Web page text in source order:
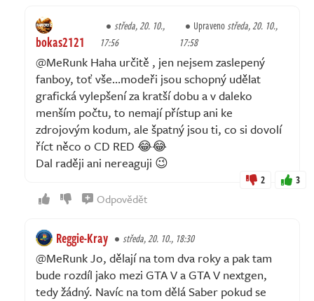
bokas2121
středa, 20. 10.,
17:56
Upravenostředa, 20. 10.,
17:58
@MeRunk Haha určitě , jen nejsem zaslepený
fanboy, toť vše…modeři jsou schopný udělat
grafická vylepšení za kratší dobu a v daleko
menším počtu, to nemají přístup ani ke
zdrojovým kodum, ale špatný jsou ti, co si dovolí
říct něco o CD RED 😂😂
Dal raději ani nereaguji 😉
2 3
Odpovědět
Reggie-Kray středa, 20. 10., 18:30
@MeRunk Jo, dělají na tom dva roky a pak tam
bude rozdíl jako mezi GTA V a GTA V nextgen,
tedy žádný. Navíc na tom dělá Saber pokud se